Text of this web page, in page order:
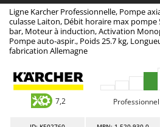
Aspirateurs - Balais
Aspirateurs à cendres
Aspirateurs à feuilles sur
Aspirateurs Multifonctions
Atomiseurs agricoles pour
Aima
Airmec
AL-KO
Alce
Alpina
Ligne Karcher Professionnelle, Pompe
culasse Laiton, Débit horaire max pompe
bar, Moteur à induction, Activation
Pompe auto-aspir., Poids 25.7 kg,
fabrication Allemagne
7,2 Professionnel